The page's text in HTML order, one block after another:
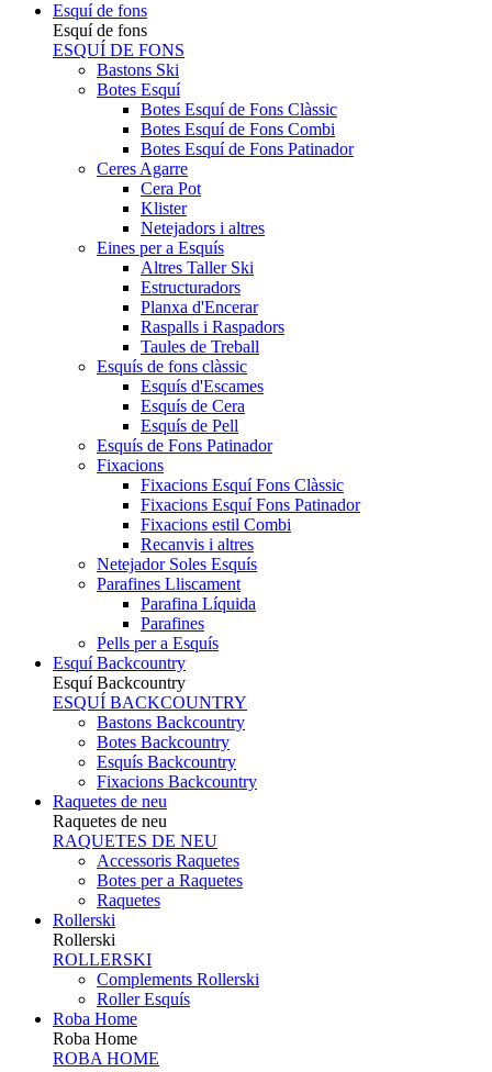
Esquí de fons
Esquí de fons
ESQUÍ DE FONS
Bastons Ski
Botes Esquí
Botes Esquí de Fons Clàssic
Botes Esquí de Fons Combi
Botes Esquí de Fons Patinador
Ceres Agarre
Cera Pot
Klister
Netejadors i altres
Eines per a Esquís
Altres Taller Ski
Estructuradors
Planxa d'Encerar
Raspalls i Raspadors
Taules de Treball
Esquís de fons clàssic
Esquís d'Escames
Esquís de Cera
Esquís de Pell
Esquís de Fons Patinador
Fixacions
Fixacions Esquí Fons Clàssic
Fixacions Esquí Fons Patinador
Fixacions estil Combi
Recanvis i altres
Netejador Soles Esquís
Parafines Lliscament
Parafina Líquida
Parafines
Pells per a Esquís
Esquí Backcountry
Esquí Backcountry
ESQUÍ BACKCOUNTRY
Bastons Backcountry
Botes Backcountry
Esquís Backcountry
Fixacions Backcountry
Raquetes de neu
Raquetes de neu
RAQUETES DE NEU
Accessoris Raquetes
Botes per a Raquetes
Raquetes
Rollerski
Rollerski
ROLLERSKI
Complements Rollerski
Roller Esquís
Roba Home
Roba Home
ROBA HOME